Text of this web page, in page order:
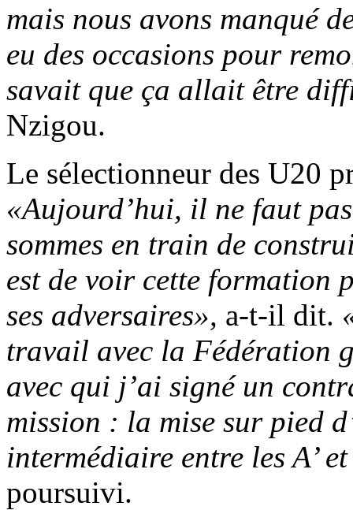
mais nous avons manqué
eu des occasions pour
savait que ça allait être
Nzigou.
Le sélectionneur des U20
«Aujourd’hui, il ne faut
sommes en train de
est de voir cette formation
ses adversaires», a-t-il dit.
travail avec la Fédération
avec qui j’ai signé un
mission : la mise sur pied
intermédiaire entre les A’
poursuivi.